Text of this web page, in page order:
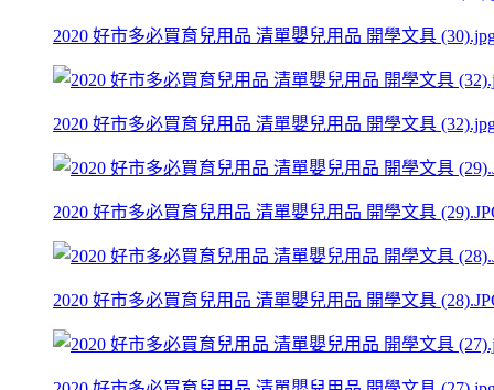
2020 好市多必買育兒用品 清單嬰兒用品 開學文具
2020 好市多必買育兒用品 清單嬰兒用品 開學文具
2020 好市多必買育兒用品 清單嬰兒用品 開學文具
2020 好市多必買育兒用品 清單嬰兒用品 開學文具